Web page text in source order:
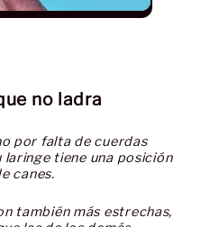
no ladra
por falta de cuerdas
laringe tiene una posición
canes.
también más estrechas,